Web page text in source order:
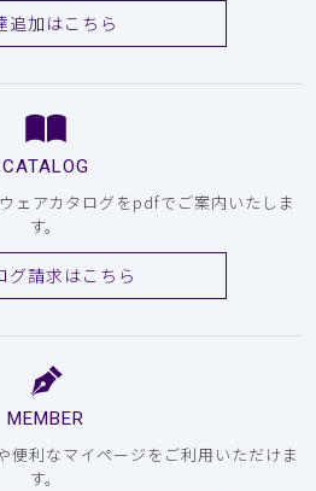
追加はこちら
CATALOG
ェアカタログをpdfでご案内いたしま
す。
グ請求はこちら
MEMBER
便利なマイページをご利用いただけま
す。